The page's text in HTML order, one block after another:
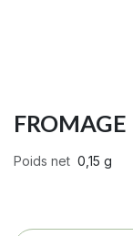
FROMAGE
Poids net 0,15 g